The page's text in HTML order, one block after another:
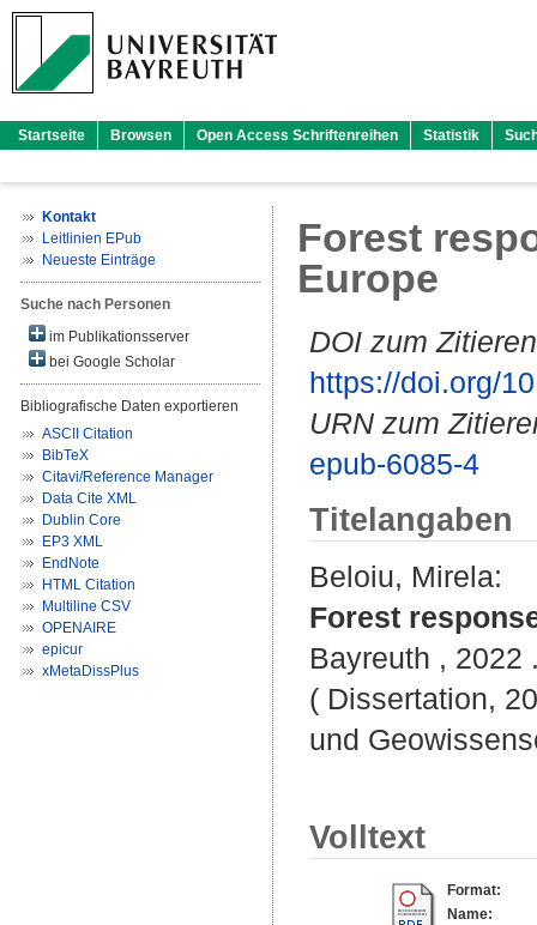
Startseite Browsen Open Access Schriftenreihen Statistik
Kontakt
Leitlinien EPub
Neueste Einträge
Suche nach Personen
im Publikationsserver
bei Google Scholar
Bibliografische Daten exportieren
ASCII Citation
BibTeX
Citavi/Reference Manager
Data Cite XML
Dublin Core
EP3 XML
EndNote
HTML Citation
Multiline CSV
OPENAIRE
epicur
xMetaDissPlus
Forest
Europe
DOI zum
https://doi.org/
URN zum
epub-6085-4
Titelangaben
Beloiu, Mirela:
Forest
Bayreuth , 2022
( Dissertation,
und
Volltext
Format:
Name: